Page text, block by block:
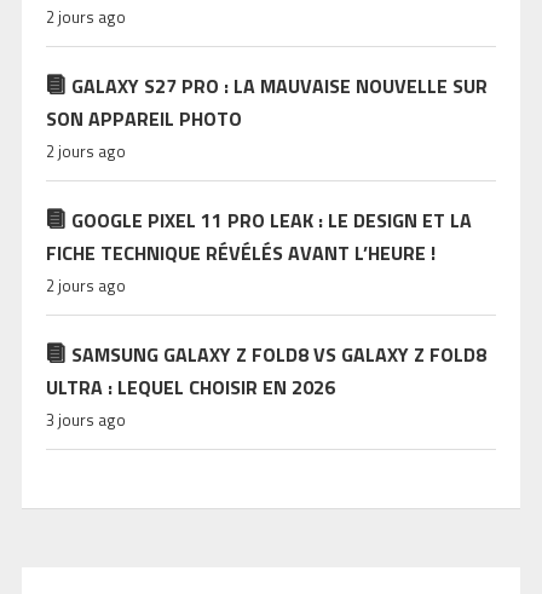
2 jours ago
GALAXY S27 PRO : LA MAUVAISE NOUVELLE SUR
SON APPAREIL PHOTO
2 jours ago
GOOGLE PIXEL 11 PRO LEAK : LE DESIGN ET LA
FICHE TECHNIQUE RÉVÉLÉS AVANT L’HEURE !
2 jours ago
SAMSUNG GALAXY Z FOLD8 VS GALAXY Z FOLD8
ULTRA : LEQUEL CHOISIR EN 2026
3 jours ago